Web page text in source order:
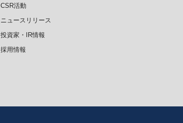
CSR活動
ニュースリリース
投資家・IR情報
採用情報